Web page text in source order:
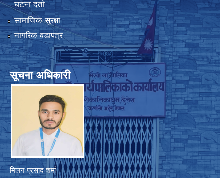
घटना दर्ता
सामाजिक सुरक्षा
नागरिक वडापत्र
सूचना अधिकारी
मिलन प्रसाद शर्मा